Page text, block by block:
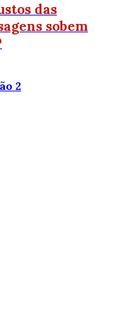
das
sobem